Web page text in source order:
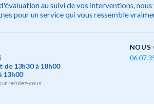
au suivi de vos interventions, nous
pour un service qui vous ressemble
de 13h30 à 18h00
13h00
rendez-vous
NOUS
06 07